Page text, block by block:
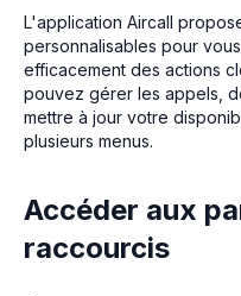
L'application Aircall
personnalisables pour
efficacement des actions
pouvez gérer les appels,
mettre à jour votre
plusieurs menus.
Accéder aux
raccourcis